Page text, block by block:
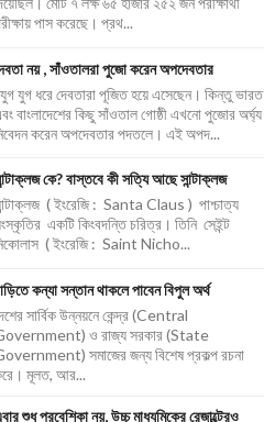
পাস করেছে। প্রথ...
নয় , সাঁওতালরা পুজো করেন অপদেবতার
যুগ যুগ ধরে দেবতারা পূজিত হয়ে এসেছেন। কিন্তু ভারত
বাংলাদেশের কিছু সাঁওতাল গোষ্ঠী এখনো পুজোর অর্ঘ্য
করেন অপদেবতার পদতলে। এই অপদ...
কে? বাস্তবে কী সত্যি আছে সান্টাক্লজ
( ইংরেজি : Santa Claus ) পাশ্চাত্য
একটি কিংবদন্তি চরিত্র। তিনি সেইন্ট
( ইংরেজি : Saint Nicho...
কন্যা সন্তান থাকলে পাবেন বিপুল অর্থ
সার্বিক উন্নয়নে কেন্দ্র (Central
ও রাজ্য সরকার (State
সমাজের জন্য বিশেষ প্রকল্প রচনা
মূলত, আর...
শুধু প্রবেশিকা নয়, উচ্চ মাধ্যমিকের রেজাল্টেরও